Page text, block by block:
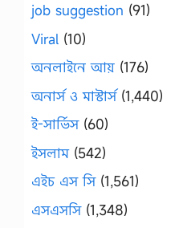
job suggestion (91)
Viral (10)
অনলাইনে আয় (176)
অনার্স ও মাস্টার্স(1,440)
ই-সার্ভিস(60)
ইসলাম(542)
এইচ এস সি(1,561)
এসএসসি(1,348)